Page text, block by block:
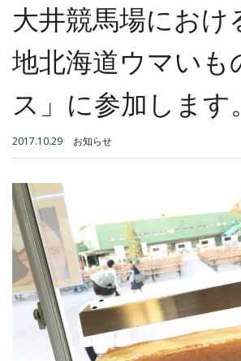
大井競馬場におけ
地北海道ウマいも
ス」に参加します。
2017.10.29 お知らせ